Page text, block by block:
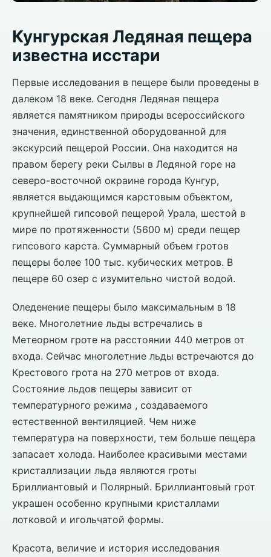
Кунгурская Ледяная пещера
известна исстари
Первые исследования в пещере были проведены в
далеком 18 веке. Сегодня Ледяная пещера
является памятником природы всероссийского
значения, единственной оборудованной для
экскурсий пещерой России. Она находится на
правом берегу реки Сылвы в Ледяной горе на
северо-восточной окраине города Кунгур,
является выдающимся карстовым объектом,
крупнейшей гипсовой пещерой Урала, шестой в
мире по протяженности (5600 м) среди пещер
гипсового карста. Суммарный объем гротов
пещеры более 100 тыс. кубических метров. В
пещере 60 озер с изумительно чистой водой.
Оледенение пещеры было максимальным в 18
веке. Многолетние льды встречались в
Метеорном гроте на расстоянии 440 метров от
входа. Сейчас многолетние льды встречаются до
Крестового грота на 270 метров от входа.
Состояние льдов пещеры зависит от
температурного режима , создаваемого
естественной вентиляцией. Чем ниже
температура на поверхности, тем больше пещера
запасает холода. Наиболее красивыми местами
кристаллизации льда являются гроты
Бриллиантовый и Полярный. Бриллиантовый грот
украшен особенно крупными кристаллами
лотковой и игольчатой формы.
Красота, величие и история исследования